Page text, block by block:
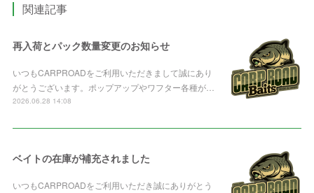
関連記事
再入荷とパック数量変更のお知らせ
いつもCARPROADをご利用いただきまして誠にあり
がとうございます。ポップアップやワフター各種が…
2026.06.28 14:08
ベイトの在庫が補充されました
いつもCARPROADをご利用いただき誠にありがとう